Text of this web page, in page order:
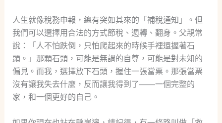
人生就像稅務申報，總有突如其來的「補稅通知」。但
我們可以選擇用合法的方式節稅、週轉、翻身。父親常
說：「人不怕跌倒，只怕爬起來的時候手裡還握著石
頭。」那顆石頭，可能是無謂的自尊，可能是對未知的
偏見。而我，選擇放下石頭，握住一張當票。那張當票
沒有讓我失去什麼，反而讓我得到了——一個完整的
家，和一個更好的自己。